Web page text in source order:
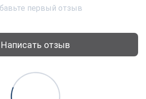
первый отзыв
Написать отзыв